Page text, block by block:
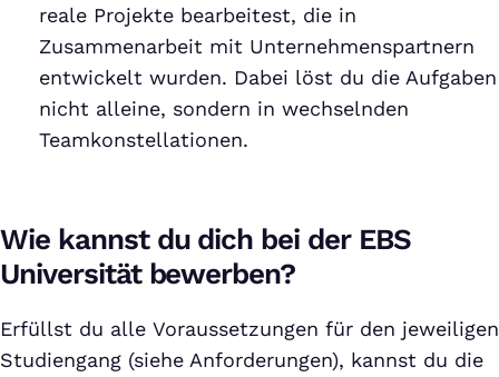
reale Projekte bearbeitest, die in
Zusammenarbeit mit Unternehmenspartnern
entwickelt wurden. Dabei löst du die Aufgaben
nicht alleine, sondern in wechselnden
Teamkonstellationen.
Wie kannst du dich bei der EBS
Universität bewerben?
Erfüllst du alle Voraussetzungen für den jeweiligen
Studiengang (siehe Anforderungen), kannst du die